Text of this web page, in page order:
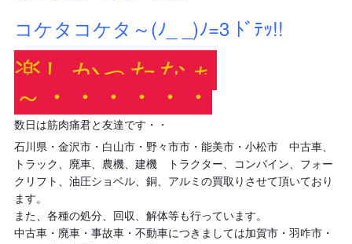
コケタコケタ～(ﾉ_ _)ﾉ=3 ﾄﾞﾃｯ!!
楽しかったなぁ
～・・・・・・
数日は筋肉痛君と友達です・・
石川県・金沢市・白山市・野々市市・能美市・小松市 中古車、
トラック、廃車、農機、建機 トラクター、コンバイン、フォー
クリフト、油圧ショベル、銅、アルミの買取りさせて頂いており
ます。
また、各種の処分、回収、解体等も行っています。
中古車・廃車・事故車・不動車につきましては加賀市・羽咋市・